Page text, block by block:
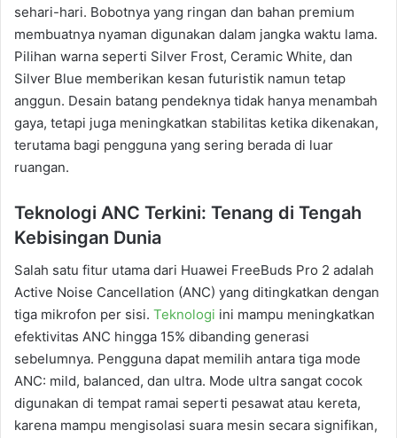
sehari-hari. Bobotnya yang ringan dan bahan premium
membuatnya nyaman digunakan dalam jangka waktu lama.
Pilihan warna seperti Silver Frost, Ceramic White, dan
Silver Blue memberikan kesan futuristik namun tetap
anggun. Desain batang pendeknya tidak hanya menambah
gaya, tetapi juga meningkatkan stabilitas ketika dikenakan,
terutama bagi pengguna yang sering berada di luar
ruangan.
Teknologi ANC Terkini: Tenang di Tengah
Kebisingan Dunia
Salah satu fitur utama dari Huawei FreeBuds Pro 2 adalah
Active Noise Cancellation (ANC) yang ditingkatkan dengan
tiga mikrofon per sisi. Teknologi ini mampu meningkatkan
efektivitas ANC hingga 15% dibanding generasi
sebelumnya. Pengguna dapat memilih antara tiga mode
ANC: mild, balanced, dan ultra. Mode ultra sangat cocok
digunakan di tempat ramai seperti pesawat atau kereta,
karena mampu mengisolasi suara mesin secara signifikan,